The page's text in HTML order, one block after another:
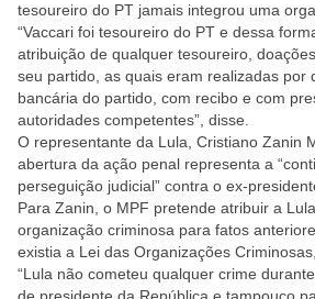
tesoureiro do PT jamais integrou uma
“Vaccari foi tesoureiro do PT e dessa
atribuição de qualquer tesoureiro,
seu partido, as quais eram realizadas por
bancária do partido, com recibo e com
autoridades competentes”, disse.
O representante da Lula, Cristiano Zanin
abertura da ação penal representa a
perseguição judicial” contra o ex-
Para Zanin, o MPF pretende atribuir a
organização criminosa para fatos
existia a Lei das Organizações
“Lula não cometeu qualquer crime